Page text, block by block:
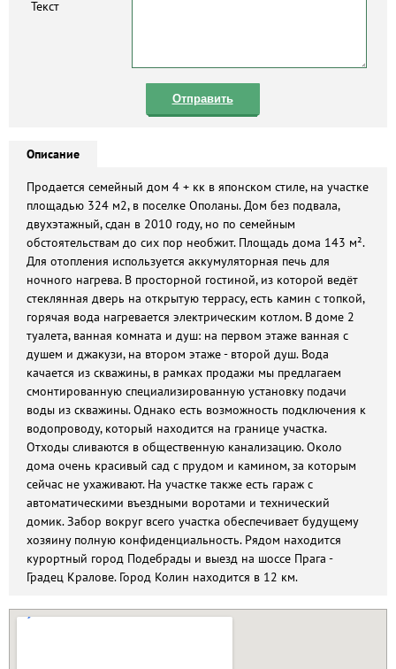
Текст
Отправить
Описание
Продается семейный дом 4 + кк в японском стиле, на участке
площадью 324 м2, в поселке Ополаны. Дом без подвала,
двухэтажный, сдан в 2010 году, но по семейным
обстоятельствам до сих пор необжит. Площадь дома 143 м².
Для отопления используется аккумуляторная печь для
ночного нагрева. В просторной гостиной, из которой ведёт
стеклянная дверь на открытую террасу, есть камин с топкой,
горячая вода нагревается электрическим котлом. В доме 2
туалета, ванная комната и душ: на первом этаже ванная с
душем и джакузи, на втором этаже - второй душ. Вода
качается из скважины, в рамках продажи мы предлагаем
смонтированную специализированную установку подачи
воды из скважины. Однако есть возможность подключения к
водопроводу, который находится на границе участка.
Отходы сливаются в общественную канализацию. Около
дома очень красивый сад с прудом и камином, за которым
сейчас не ухаживают. На участке также есть гараж с
автоматическими въездными воротами и технический
домик. Забор вокруг всего участка обеспечивает будущему
хозяину полную конфиденциальность. Рядом находится
курортный город Подебрады и выезд на шоссе Прага -
Градец Кралове. Город Колин находится в 12 км.